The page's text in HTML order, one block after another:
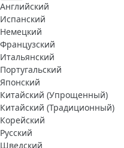
Английский
Испанский
Немецкий
Французский
Итальянский
Португальский
Японский
Китайский (Упрощенный)
Китайский (Традиционный)
Корейский
Русский
Шведский